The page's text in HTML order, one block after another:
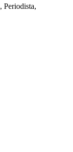
, Periodista,